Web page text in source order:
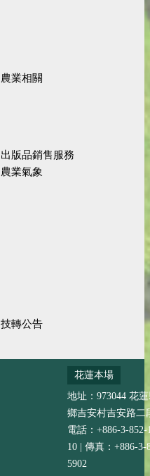
農業相關
出版品銷售服務
農業氣象
技轉公告
花蓮本場
地址：973044 花
鄉吉安村吉安路二
電話：+886-3-852-
10 | 傳真：+886-3-
5902